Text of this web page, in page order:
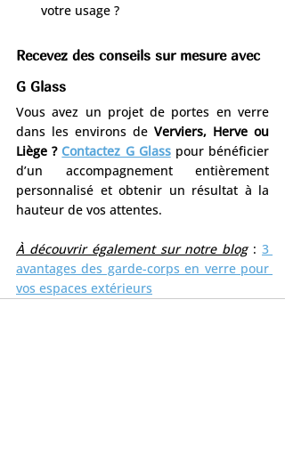
votre usage ?
Recevez des conseils sur mesure avec
G Glass
Vous avez un projet de portes en verre
dans les environs de Verviers, Herve ou
Liège ? Contactez G Glass pour bénéficier
d’un accompagnement entièrement
personnalisé et obtenir un résultat à la
hauteur de vos attentes.
À découvrir également sur notre blog : 3
avantages des garde-corps en verre pour
vos espaces extérieurs